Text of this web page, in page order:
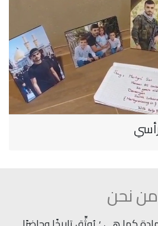
من نحن